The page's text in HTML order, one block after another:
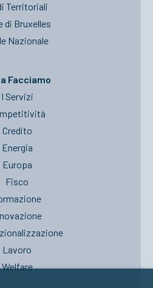
Territoriali
di Bruxelles
Nazionale
Facciamo
I Servizi
Credito
Energia
Europa
Fisco
Lavoro
Welfare